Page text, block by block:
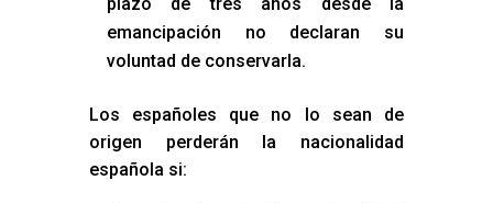
plazo de tres años desde la
emancipación no declaran su
voluntad de conservarla.
Los españoles que no lo sean de
origen perderán la nacionalidad
española si: